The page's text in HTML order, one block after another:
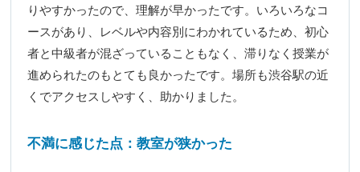
りやすかったので、理解が早かったです。いろいろなコ
ースがあり、レベルや内容別にわかれているため、初心
者と中級者が混ざっていることもなく、滞りなく授業が
進められたのもとても良かったです。場所も渋谷駅の近
くでアクセスしやすく、助かりました。
不満に感じた点：教室が狭かった